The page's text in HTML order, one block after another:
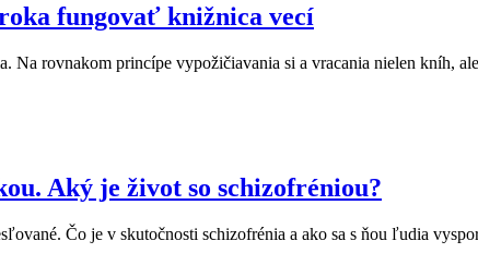
fungovať knižnica vecí
Na rovnakom princípe vypožičiavania si a vracania nielen kníh,
Aký je život so schizofréniou?
Čo je v skutočnosti schizofrénia a ako sa s ňou ľudia